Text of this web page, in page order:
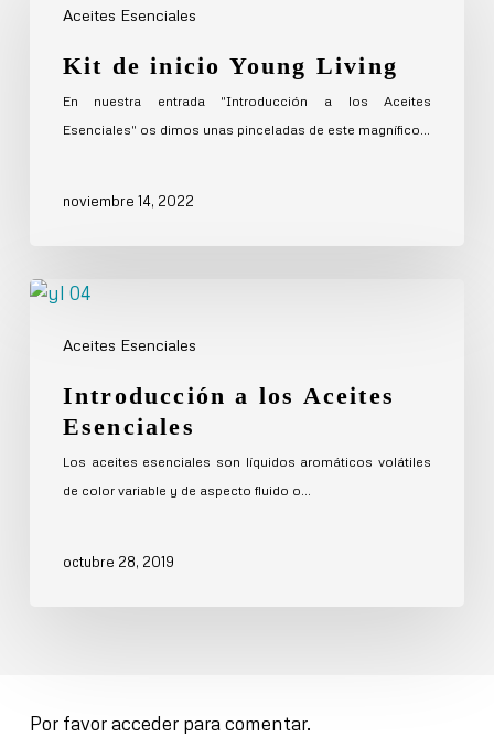
Aceites Esenciales
inicio
LivingKit de inicio Young Living
En nuestra entrada "Introducción a los Aceites
Esenciales" os dimos unas pinceladas de este magnífico…
noviembre 14, 2022
Aceites Esenciales
Introducción
Esenciales
Introducción a los Aceites
Esenciales
Los aceites esenciales son líquidos aromáticos volátiles
de color variable y de aspecto fluido o…
octubre 28, 2019
Por favor acceder para comentar.